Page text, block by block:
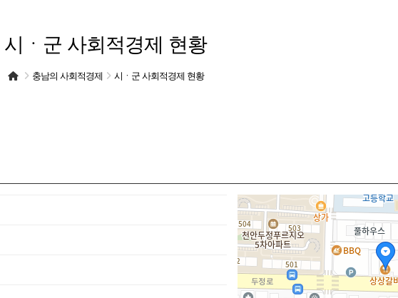
시ㆍ군 사회적경제 현황
충남의 사회적경제 시ㆍ군 사회적경제 현황